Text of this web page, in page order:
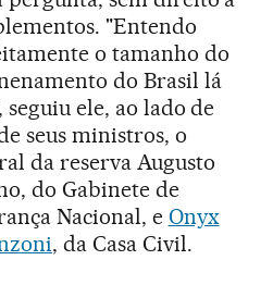
"Entendo
o tamanho do
do Brasil lá
seguiu ele, ao lado de
seus ministros, o
da reserva Augusto
do Gabinete de
Nacional, e Onyx
, da Casa Civil.